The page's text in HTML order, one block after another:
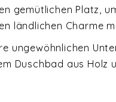
gemütlichen Platz,
ländlichen Charme
ungewöhnlichen
Duschbad aus Holz